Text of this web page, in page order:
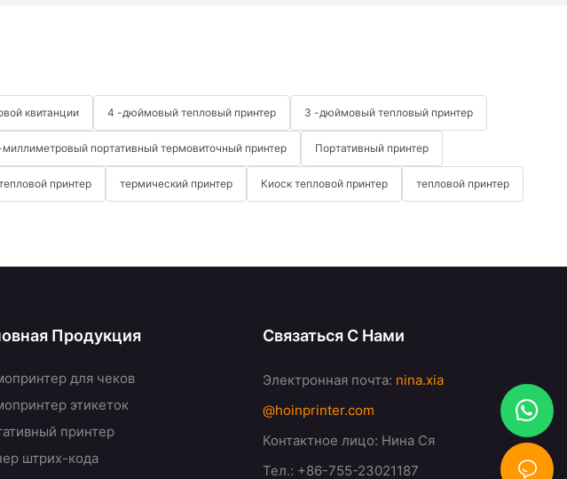
квитанции 4 -дюймовый тепловый принтер 3 -дюймовый тепловый принтер
портативный термовиточный принтер Портативный принтер
принтер термический принтер Киоск тепловой принтер тепловой принтер
Продукция
для чеков
этикеток
принтер
штрих-кода
Связаться С Нами
Электронная почта: nina.xia
@hoinprinter.com
Контактное лицо: Нина Ся
Тел.: +86-755-23021187